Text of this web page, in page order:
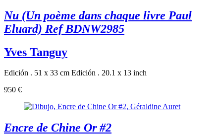
Nu (Un poème dans chaque livre Paul
Eluard) Ref BDNW2985
Yves Tanguy
Edición . 51 x 33 cm Edición . 20.1 x 13 inch
950 €
Encre de Chine Or #2